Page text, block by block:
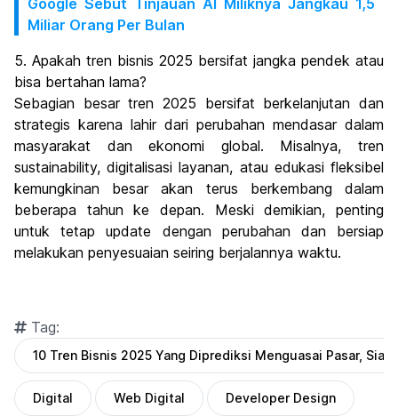
Google Sebut Tinjauan AI Miliknya Jangkau 1,5
Miliar Orang Per Bulan
5. Apakah tren bisnis 2025 bersifat jangka pendek atau
bisa bertahan lama?
Sebagian besar tren 2025 bersifat berkelanjutan dan
strategis karena lahir dari perubahan mendasar dalam
masyarakat dan ekonomi global. Misalnya, tren
sustainability, digitalisasi layanan, atau edukasi fleksibel
kemungkinan besar akan terus berkembang dalam
beberapa tahun ke depan. Meski demikian, penting
untuk tetap update dengan perubahan dan bersiap
melakukan penyesuaian seiring berjalannya waktu.
Tag:
10 Tren Bisnis 2025 Yang Diprediksi Menguasai Pasar,
Digital Web Digital Developer Design